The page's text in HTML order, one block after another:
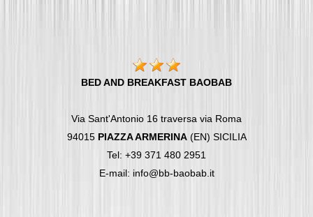
BED AND BREAKFAST BAOBAB
Via Sant'Antonio 16 traversa via Roma
94015 PIAZZA ARMERINA(EN) SICILIA
Tel: +39 371 480 2951
E-mail: info@bb-baobab.it